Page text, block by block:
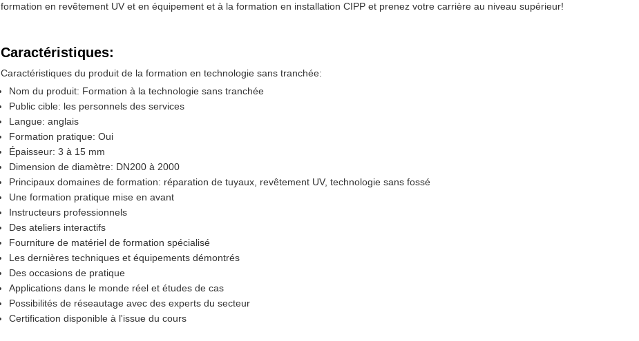
formation en revêtement UV et en équipement et à la formation en installation CIPP et prenez votre carrière au niveau supérieur!
Caractéristiques:
Caractéristiques du produit de la formation en technologie sans tranchée:
Nom du produit: Formation à la technologie sans tranchée
Public cible: les personnels des services
Langue: anglais
Formation pratique: Oui
Épaisseur: 3 à 15 mm
Dimension de diamètre: DN200 à 2000
Principaux domaines de formation: réparation de tuyaux, revêtement UV, technologie sans fossé
Une formation pratique mise en avant
Instructeurs professionnels
Des ateliers interactifs
Fourniture de matériel de formation spécialisé
Les dernières techniques et équipements démontrés
Des occasions de pratique
Applications dans le monde réel et études de cas
Possibilités de réseautage avec des experts du secteur
Certification disponible à l'issue du cours